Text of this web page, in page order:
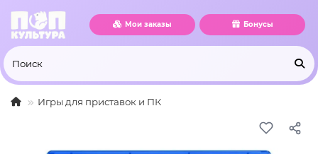
Мои заказы Бонусы
Игры для приставок и ПК